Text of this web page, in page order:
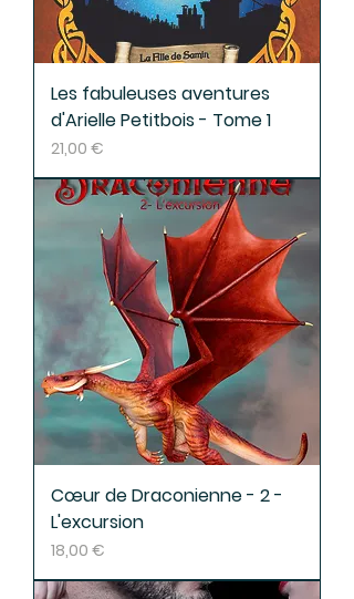
Les fabuleuses aventures
d'Arielle Petitbois - Tome 1
Prix
21,00 €
Cœur de Draconienne - 2 -
L'excursion
Prix
18,00 €